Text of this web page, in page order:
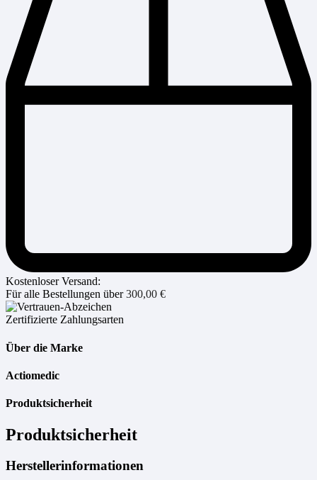
Kostenloser Versand:
Für alle Bestellungen über300,00 €
Zertifizierte Zahlungsarten
Über die Marke
Actiomedic
Produktsicherheit
Produktsicherheit
Herstellerinformationen